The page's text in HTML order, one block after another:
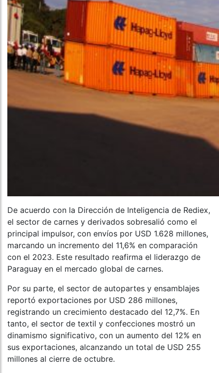
De acuerdo con la Dirección de Inteligencia de Rediex,
el sector de carnes y derivados sobresalió como el
principal impulsor, con envíos por USD 1.628 millones,
marcando un incremento del 11,6% en comparación
con el 2023. Este resultado reafirma el liderazgo de
Paraguay en el mercado global de carnes.
Por su parte, el sector de autopartes y ensamblajes
reportó exportaciones por USD 286 millones,
registrando un crecimiento destacado del 12,7%. En
tanto, el sector de textil y confecciones mostró un
dinamismo significativo, con un aumento del 12% en
sus exportaciones, alcanzando un total de USD 255
millones al cierre de octubre.